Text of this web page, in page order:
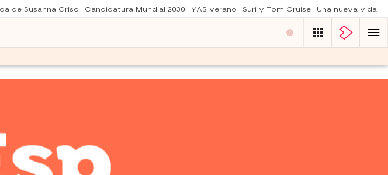
de Susanna Griso Candidatura Mundial 2030 YAS verano Suri y Tom Cruise Una nueva vida